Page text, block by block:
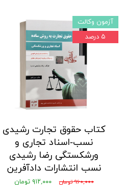
کتاب حقوق تجارت رشیدی
نسب-اسناد تجاری و
ورشکستگی رضا رشیدی
نسب انتشارات دادآفرین
۹۶۰,۰۰۰ تومان ۹۱۲,۰۰۰ تومان
آزمون وکالت
۵ درصد